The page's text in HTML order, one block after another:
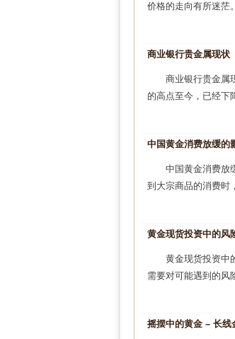
价格的走向有所迷茫
商业银行贵金属现状
商业银行贵金属
的高点至今，已经下
中国黄金消费放缓的
中国黄金消费放
到大宗商品的消费时
黄金现货投资中的风
黄金现货投资中
需要对可能遇到的风
摇摆中的黄金 – 长线